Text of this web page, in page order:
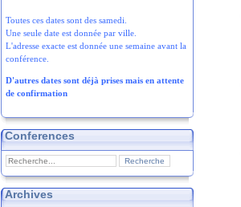
Toutes ces dates sont des samedi.
Une seule date est donnée par ville.
L'adresse exacte est donnée une semaine avant la
conférence.
D'autres dates sont déjà prises mais en attente
de confirmation
Conferences
Archives